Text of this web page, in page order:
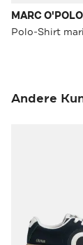
MARC O'POLO
Polo-Shirt
Andere